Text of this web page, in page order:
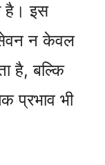
है। इस
सेवन न केवल
है, बल्कि
प्रभाव भी